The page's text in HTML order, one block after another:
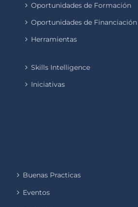
Oportunidades de Formación
Oportunidades de Financiación
Herramientas
Skills Intelligence
Iniciativas
Buenas Practicas
Eventos